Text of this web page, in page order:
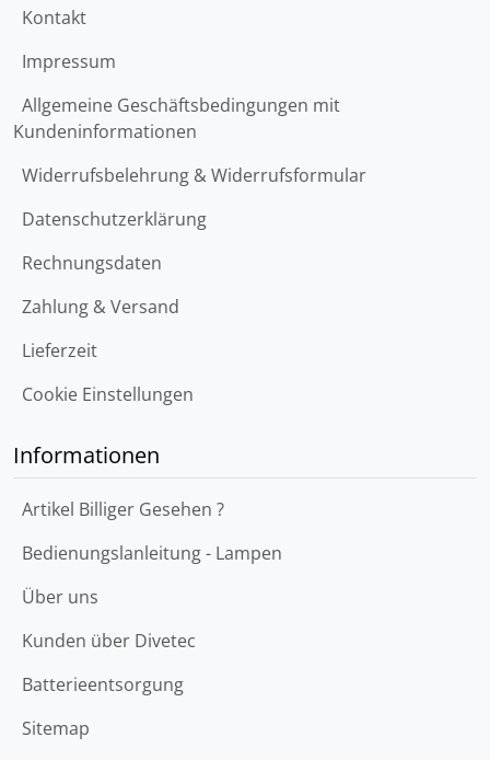
Kontakt
Impressum
Allgemeine Geschäftsbedingungen mit
Kundeninformationen
Widerrufsbelehrung & Widerrufsformular
Datenschutzerklärung
Rechnungsdaten
Zahlung & Versand
Lieferzeit
Cookie Einstellungen
Informationen
Artikel Billiger Gesehen ?
Bedienungslanleitung - Lampen
Über uns
Kunden über Divetec
Batterieentsorgung
Sitemap